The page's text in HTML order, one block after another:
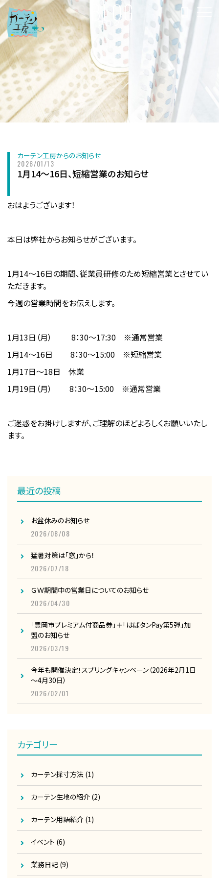
BLOG
ブログ
カーテン工房からのお知らせ
2026/01/13
1月14～16日、短縮営業のお知らせ
おはようございます！
本日は弊社からお知らせがございます。
1月14～16日の期間、従業員研修のため短縮営業とさせてい
ただきます。
今週の営業時間をお伝えします。
1月13日（月） 8：30～17:30 ※通常営業
1月14～16日 8：30～15:00 ※短縮営業
1月17日～18日 休業
1月19日（月） 8：30～15:00 ※通常営業
ご迷惑をお掛けしますが、ご理解のほどよろしくお願いいたし
ます。
最近の投稿
お盆休みのお知らせ
2026/08/08
猛暑対策は「窓」から！
2026/07/18
ＧＷ期間中の営業日についてのお知らせ
2026/04/30
「豊岡市プレミアム付商品券」＋「はばタンPay第5弾」加
盟のお知らせ
2026/03/19
今年も開催決定！スプリングキャンペーン（2026年2月1日
～4月30日）
2026/02/01
カテゴリー
カーテン採寸方法 (1)
カーテン生地の紹介 (2)
カーテン用語紹介 (1)
イベント (6)
業務日記 (9)